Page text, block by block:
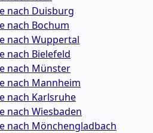
nach Duisburg
nach Bochum
nach Wuppertal
nach Bielefeld
nach Münster
nach Mannheim
nach Karlsruhe
nach Wiesbaden
nach Mönchen­gladbach